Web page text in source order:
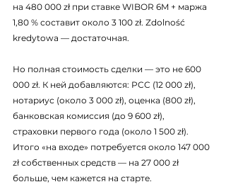
на 480 000 zł при ставке WIBOR 6M + маржа
1,80 % составит около 3 100 zł. Zdolność
kredytowa — достаточная.
Но полная стоимость сделки — это не 600
000 zł. К ней добавляются: PCC (12 000 zł),
нотариус (около 3 000 zł), оценка (800 zł),
банковская комиссия (до 9 600 zł),
страховки первого года (около 1 500 zł).
Итого «на входе» потребуется около 147 000
zł собственных средств — на 27 000 zł
больше, чем кажется на старте.